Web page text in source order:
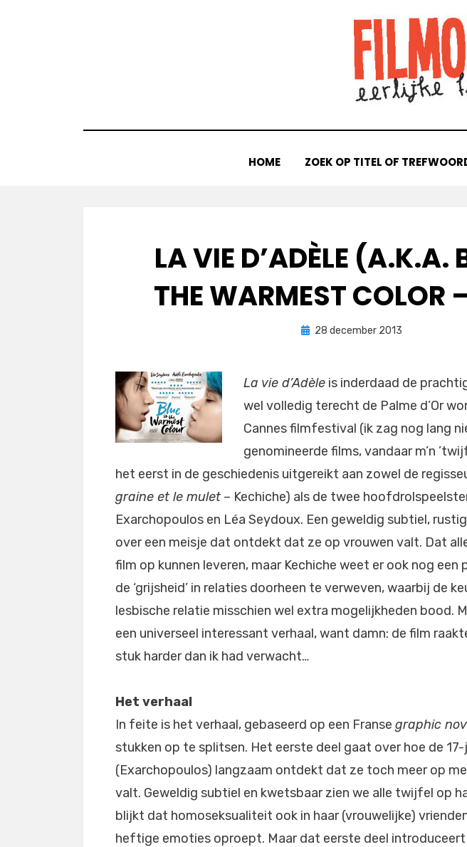
HOME ZOEK OP TITEL OF
LA VIE D’ADÈLE (A.K.A.
THE WARMEST COLOR
doorFilmofiel.nl
Geplaatst
28 december 2013
La vie d’Adèle is inderdaad de
wel volledig terecht de Palme d’Or
Cannes filmfestival (ik zag nog lang
genomineerde films, vandaar m’n
het eerst in de geschiedenis uitgereikt aan zowel de
graine et le mulet – Kechiche) als de twee
Exarchopoulos en Léa Seydoux. Een geweldig subtiel,
over een meisje dat ontdekt dat ze op vrouwen valt. Dat
film op kunnen leveren, maar Kechiche weet er ook nog
de ‘grijsheid’ in relaties doorheen te verweven, waarbij de
lesbische relatie misschien wel extra mogelijkheden bood.
een universeel interessant verhaal, want damn: de film
stuk harder dan ik had verwacht…
Het verhaal
In feite is het verhaal, gebaseerd op een Franse graphic
stukken op te splitsen. Het eerste deel gaat over hoe de
(Exarchopoulos) langzaam ontdekt dat ze toch meer op
valt. Geweldig subtiel en kwetsbaar zien we alle twijfel op
blijkt dat homoseksualiteit ook in haar (vrouwelijke)
heftige emoties oproept. Maar dat eerste deel introduceert